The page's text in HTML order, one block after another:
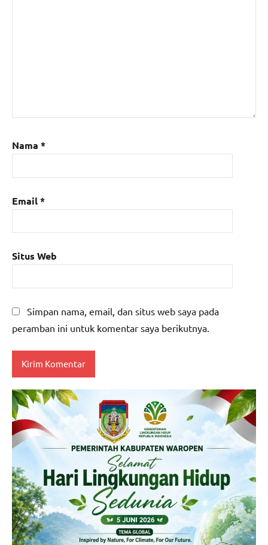
Nama *
Email*
Situs Web
Simpan nama, email, dan situs web saya pada
peramban ini untuk komentar saya berikutnya.